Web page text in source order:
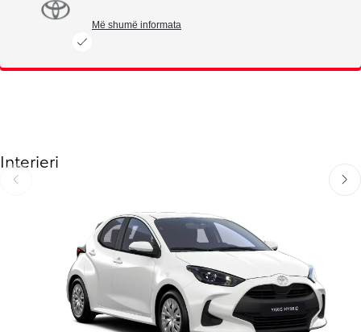
Më shumë informata
Interieri
Slide Previous